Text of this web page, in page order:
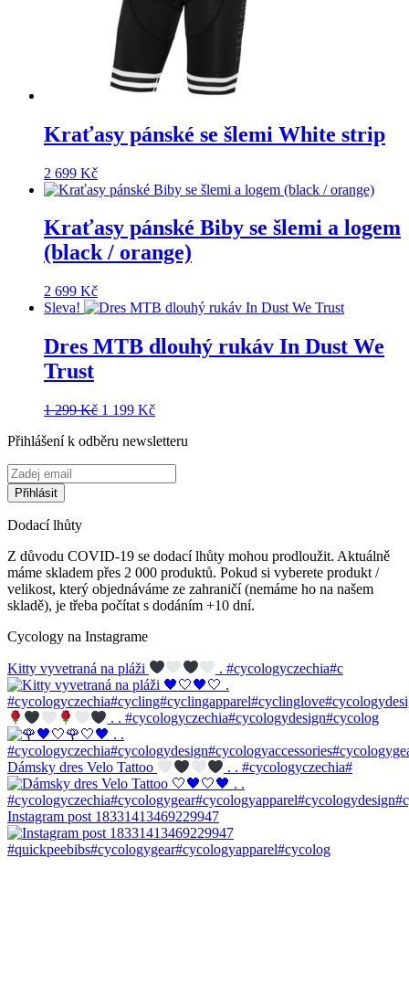
Kraťasy pánské se šlemi White strip
2 699 Kč
Kraťasy pánské Biby se šlemi a logem
(black / orange)
2 699 Kč
Sleva!
Dres MTB dlouhý rukáv In Dust We
Trust
1 299Kč Původní
byla:
1 199 KčAktuální
je:
Přihlášení k odběru newsletteru
Dodací lhůty
Z důvodu COVID-19 se dodací lhůty mohou prodloužit. Aktuálně
máme skladem přes 2 000 produktů. Pokud si vyberete produkt /
velikost, který objednáváme ze zahraničí (nemáme ho na našem
skladě), je třeba počítat s dodáním +10 dní.
Cycology na Instagrame
Kitty vyvetraná na pláži . #cycologyczechia#c
. . #cycologyczechia#cycologydesign#cycolog
Dámsky dres Velo Tattoo . . #cycologyczechia#
Instagram post 18331413469229947
#quickpeebibs#cycologygear#cycologyapparel#cycolog